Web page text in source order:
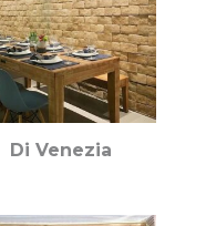
Di Venezia